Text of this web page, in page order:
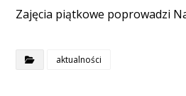
Zajęcia piątkowe poprowadzi
aktualności